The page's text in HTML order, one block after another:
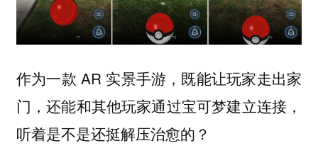
作为一款 AR 实景手游，既能让玩家走出家
门，还能和其他玩家通过宝可梦建立连接，
听着是不是还挺解压治愈的？